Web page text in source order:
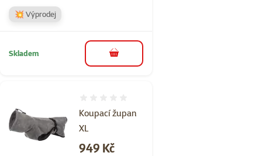
💥 Výprodej
Skladem do košíku
Koupací župan
XL
Cena
949 Kč